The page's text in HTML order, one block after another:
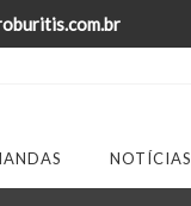
NOTÍCIAS